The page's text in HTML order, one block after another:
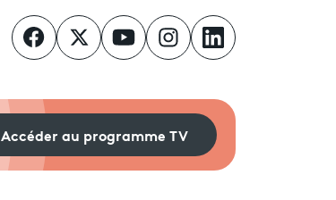
Accéder au programme TV